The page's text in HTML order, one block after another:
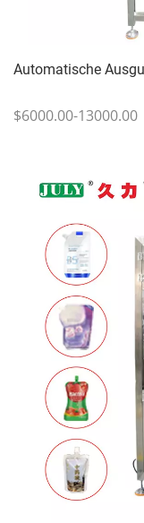
Automatische
$6000.00-13000.00